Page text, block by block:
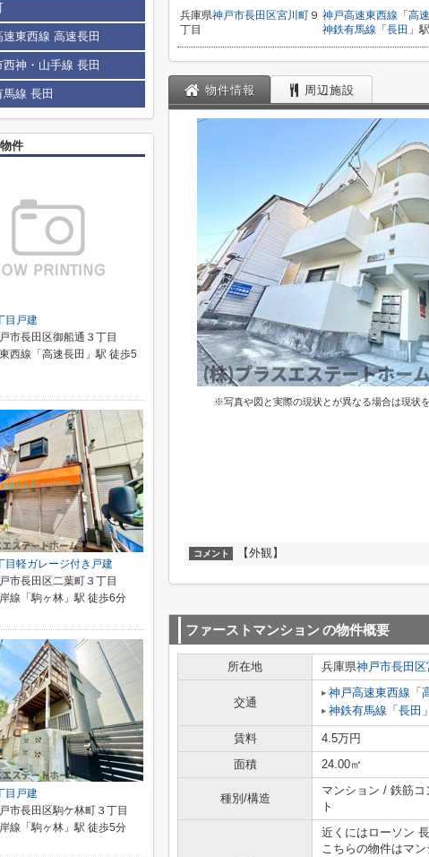
兵庫県神戸市長田区宮川町 ９
丁目
神戸高速東西線 「 高
神鉄有馬線 「 長田 」
物件情報 周辺施設
※写真や図と実際の現状とが異なる場合は現状
コメント 【外観】
ファーストマンションの物件概要
所在地 兵庫県神戸市長田区
交通
神戸高速東西線 「
神鉄有馬線 「 長田
賃料 4.5万円
面積
24.00㎡
種別/構造
マンション / 鉄筋コ
ト
近くにはローソン
こちらの物件はマ
速東西線 高速長田
西神・山手線 長田
線 長田
件
目戸建
市長田区御船通３丁目
西線「高速長田」駅 徒歩5
目軽ガレージ付き戸建
市長田区二葉町３丁目
線「駒ヶ林」駅 徒歩6分
目戸建
市長田区駒ケ林町３丁目
線「駒ヶ林」駅 徒歩5分